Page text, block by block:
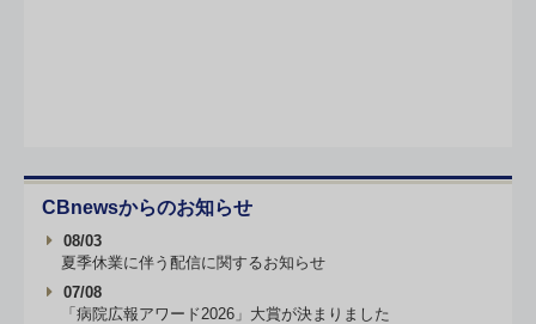
CBnewsからのお知らせ
08/03
夏季休業に伴う配信に関するお知らせ
07/08
「病院広報アワード2026」大賞が決まりました